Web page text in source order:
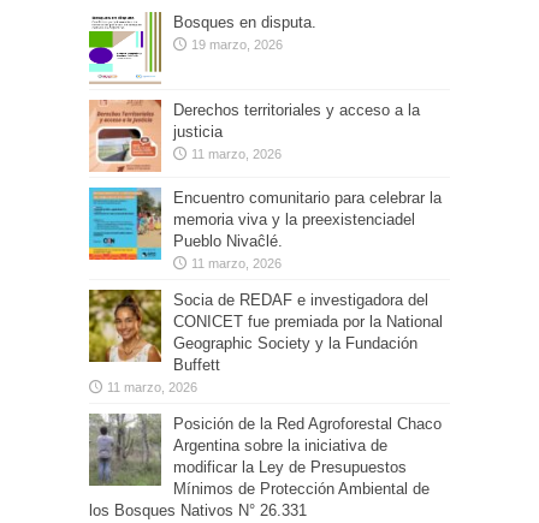
Bosques en disputa.
19 marzo, 2026
Derechos territoriales y acceso a la
justicia
11 marzo, 2026
Encuentro comunitario para celebrar la
memoria viva y la preexistenciadel
Pueblo Nivaĉlé.
11 marzo, 2026
Socia de REDAF e investigadora del
CONICET fue premiada por la National
Geographic Society y la Fundación
Buffett
11 marzo, 2026
Posición de la Red Agroforestal Chaco
Argentina sobre la iniciativa de
modificar la Ley de Presupuestos
Mínimos de Protección Ambiental de
los Bosques Nativos N° 26.331